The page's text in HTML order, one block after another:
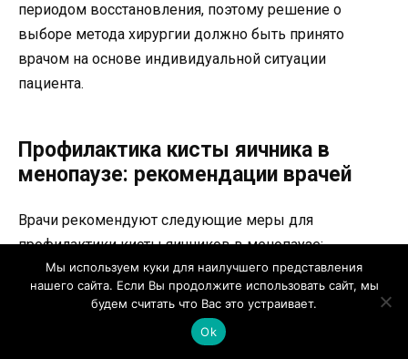
периодом восстановления, поэтому решение о
выборе метода хирургии должно быть принято
врачом на основе индивидуальной ситуации
пациента.
Профилактика кисты яичника в
менопаузе: рекомендации врачей
Врачи рекомендуют следующие меры для
профилактики кисты яичников в менопаузе:
Регулярный осмотр у гинеколога:Важно
регулярно посещать врача для контроля
Мы используем куки для наилучшего представления
нашего сайта. Если Вы продолжите использовать сайт, мы
будем считать что Вас это устраивает.
Ok